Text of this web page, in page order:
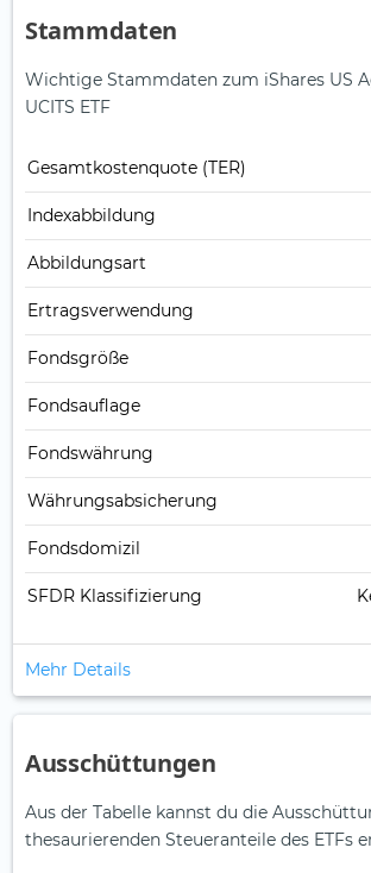
Stammdaten
Wichtige Stammdaten zum iShares US
UCITS ETF
Gesamt­kosten­quote (TER)
Index­abbildung
Abbildungs­art
Ertrags­verwendung
Fonds­größe
Fonds­auflage
Fonds­währung
Währungsabsicherung
Fondsdomizil
SFDR Klassifizierung
Mehr Details
Ausschüttungen
Aus der Tabelle kannst du die
thesaurierenden Steueranteile des ETFs